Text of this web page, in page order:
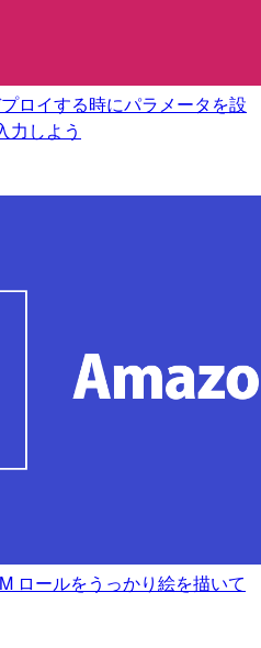
ロイする時にパラメータを設
力しよう
ロールをうっかり絵を描いて